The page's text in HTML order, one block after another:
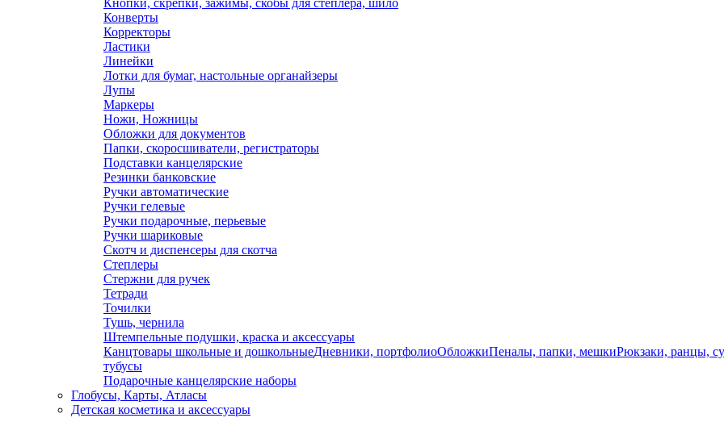
Кнопки, скрепки, зажимы, скобы для степлера, шило
Конверты
Корректоры
Ластики
Линейки
Лотки для бумаг, настольные органайзеры
Лупы
Маркеры
Ножи, Ножницы
Обложки для документов
Папки, скоросшиватели, регистраторы
Подставки канцелярские
Резинки банковские
Ручки автоматические
Ручки гелевые
Ручки подарочные, перьевые
Ручки шариковые
Скотч и диспенсеры для скотча
Степлеры
Стержни для ручек
Тетради
Точилки
Тушь, чернила
Штемпельные подушки, краска и аксессуары
Канцтовары школьные и дошкольныеДневники, портфолиоОбложкиПеналы, папки, мешкиРюкзаки, ранцы,
тубусы
Подарочные канцелярские наборы
Глобусы, Карты, Атласы
Детская косметика и аксессуары